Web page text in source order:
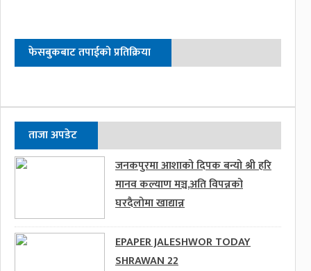
फेसबुकबाट तपाईको प्रतिक्रिया
ताजा अपडेट
जनकपुरमा आशाको दिपक बन्यो श्री हरि
मानव कल्याण मञ्च,अति विपन्नको
घरदैलोमा खाद्यान्न
EPAPER JALESHWOR TODAY
SHRAWAN 22